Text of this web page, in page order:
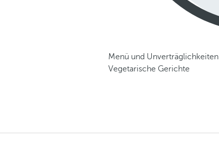
Menü und Unverträglichkeiten
Vegetarische Gerichte